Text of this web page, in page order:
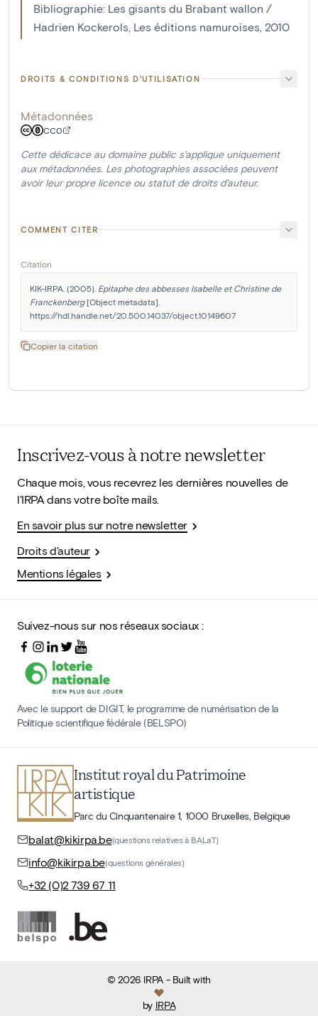
Bibliographie: Les gisants du Brabant wallon /
Hadrien Kockerols, Les éditions namuroises, 2010
DROITS & CONDITIONS D'UTILISATION
Métadonnées
CC0
Cette dédicace au domaine public s'applique uniquement
aux métadonnées. Les photographies associées peuvent
avoir leur propre licence ou statut de droits d'auteur.
COMMENT CITER
Citation
KIK-IRPA. (2005). Epitaphe des abbesses Isabelle et Christine de
Franckenberg [Object metadata].
https://hdl.handle.net/20.500.14037/object.10149607
Copier la citation
Inscrivez-vous à notre newsletter
Chaque mois, vous recevrez les dernières nouvelles de
l'IRPA dans votre boîte mails.
En savoir plus sur notre newsletter
Droits d'auteur
Mentions légales
Suivez-nous sur nos réseaux sociaux :
Avec le support de DIGIT, le programme de numérisation de la
Politique scientifique fédérale (BELSPO)
Institut royal du Patrimoine
artistique
Parc du Cinquantenaire 1, 1000 Bruxelles, Belgique
balat@kikirpa.be(questions relatives à BALaT)
info@kikirpa.be(questions générales)
+32 (0)2 739 67 11
©2026 IRPA- Built with
by IRPA